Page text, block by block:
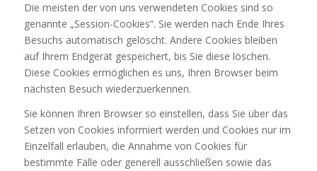
Die meisten der von uns verwendeten Cookies sind so
genannte „Session-Cookies“. Sie werden nach Ende Ihres
Besuchs automatisch gelöscht. Andere Cookies bleiben
auf Ihrem Endgerät gespeichert, bis Sie diese löschen.
Diese Cookies ermöglichen es uns, Ihren Browser beim
nächsten Besuch wiederzuerkennen.
Sie können Ihren Browser so einstellen, dass Sie über das
Setzen von Cookies informiert werden und Cookies nur im
Einzelfall erlauben, die Annahme von Cookies für
bestimmte Fälle oder generell ausschließen sowie das